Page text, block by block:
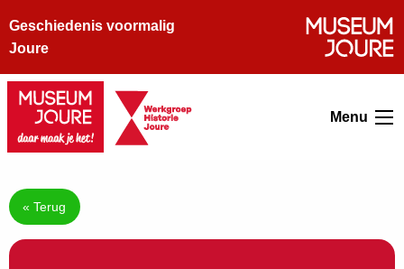
Geschiedenis voormalig
Joure
Menu
« Terug